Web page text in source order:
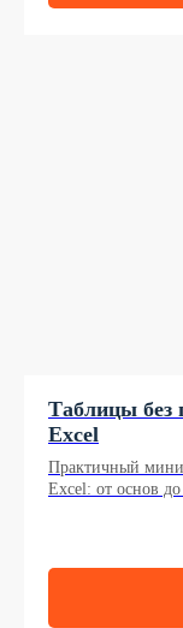
Таблицы без
Excel
Практичный
Excel: от основ